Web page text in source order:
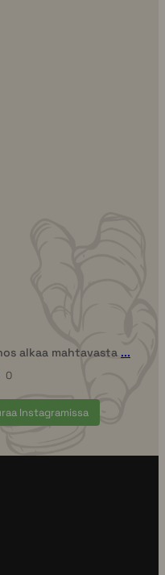
alkaa mahtavasta ...
0
Instagramissa